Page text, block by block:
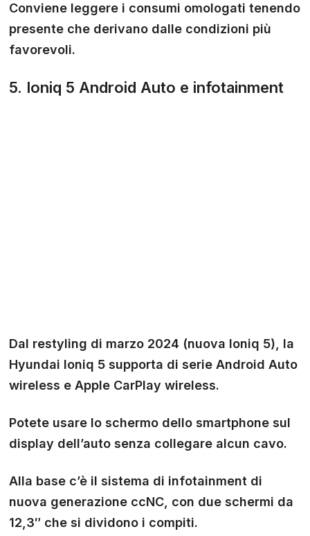
Conviene leggere i consumi omologati tenendo
presente che derivano dalle condizioni più
favorevoli.
5. Ioniq 5 Android Auto e infotainment
Dal restyling di marzo 2024 (nuova Ioniq 5), la
Hyundai Ioniq 5 supporta di serie Android Auto
wireless e Apple CarPlay wireless.
Potete usare lo schermo dello smartphone sul
display dell’auto senza collegare alcun cavo.
Alla base c’è il sistema di infotainment di
nuova generazione ccNC, con due schermi da
12,3″ che si dividono i compiti.